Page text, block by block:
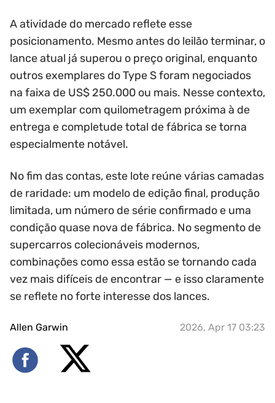
A atividade do mercado reflete esse
posicionamento. Mesmo antes do leilão terminar, o
lance atual já superou o preço original, enquanto
outros exemplares do Type S foram negociados
na faixa de US$ 250.000 ou mais. Nesse contexto,
um exemplar com quilometragem próxima à de
entrega e completude total de fábrica se torna
especialmente notável.
No fim das contas, este lote reúne várias camadas
de raridade: um modelo de edição final, produção
limitada, um número de série confirmado e uma
condição quase nova de fábrica. No segmento de
supercarros colecionáveis modernos,
combinações como essa estão se tornando cada
vez mais difíceis de encontrar — e isso claramente
se reflete no forte interesse dos lances.
Allen Garwin 2026, Apr 17 03:23